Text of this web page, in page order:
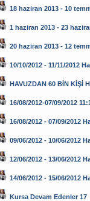
18 haziran 2013 - 10
1 haziran 2013 - 23
20 haziran 2013 - 12
10/10/2012 - 11/11/2012
HAVUZDAN 60 BİN KİŞİ
16/08/2012-07/09/2012
16/08/2012 - 07/09/2012
09/06/2012 - 10/06/2012
12/06/2012 - 13/06/2012
14/06/2012 - 15/06/2012
Kursa Devam Edenler 17